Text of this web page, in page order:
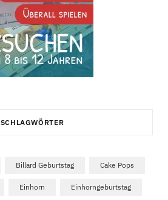
SCHLAGWÖRTER
Billard Geburtstag Cake Pops
Einhorn Einhorngeburtstag